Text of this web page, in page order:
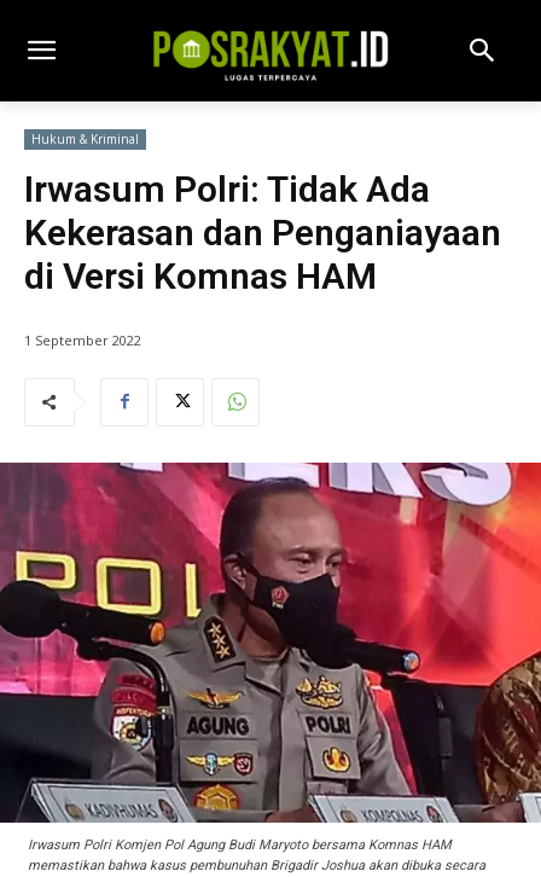
Hukum & Kriminal
Irwasum Polri: Tidak Ada
Kekerasan dan Penganiayaan
di Versi Komnas HAM
1 September 2022
Irwasum Polri Komjen Pol Agung Budi Maryoto bersama Komnas HAM
memastikan bahwa kasus pembunuhan Brigadir Joshua akan dibuka secara